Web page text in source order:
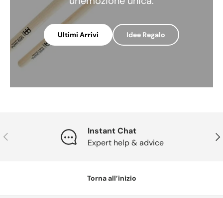
Ultimi Arrivi Idee Regalo
Indietro
Instant Chat
Expert help & advice
Torna all’inizio